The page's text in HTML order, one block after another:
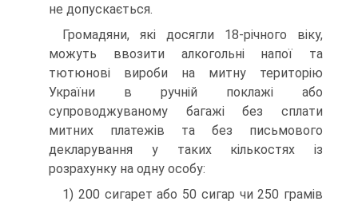
не допускається.
Громадяни, які досягли 18-річного віку,
можуть ввозити алкогольні напої та
тютюнові вироби на митну територію
України в ручній поклажі або
супроводжуваному багажі без сплати
митних платежів та без письмового
декларування у таких кількостях із
розрахунку на одну особу:
1) 200 сигарет або 50 сигар чи 250 грамів